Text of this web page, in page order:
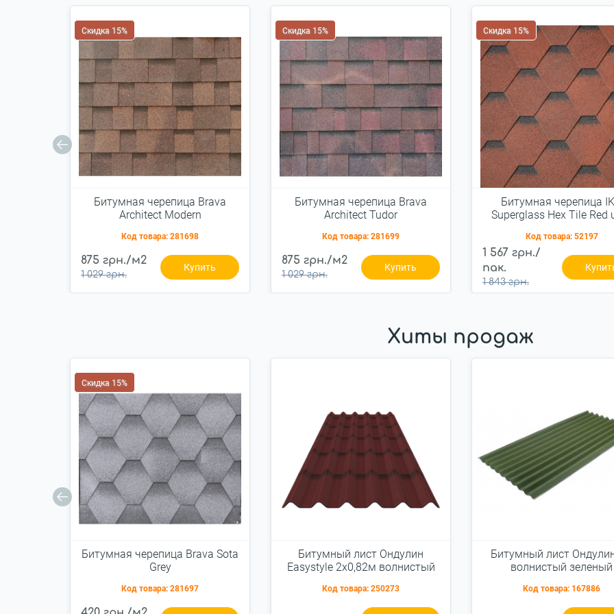
Скидка 15%
Битумная черепица Brava
Architect Modern
Код товара: 281698
875 грн./м2
1 029 грн.
Купить
Скидка 15%
Битумная черепица Brava
Architect Tudor
Код товара: 281699
875 грн./м2
1 029 грн.
Купить
Скидка 15%
Битумная черепица
Superglass Hex Tile Red
Код товара: 52197
1 567 грн./
пак.
1 843 грн.
Хиты продаж
Скидка 15%
Битумная черепица Brava Sota
Grеy
Код товара: 281697
Битумный лист Ондулин
Easystyle 2x0,82м волнистый
Код товара: 250273
Битумный лист
волнистый зеленый
Код товара: 167886